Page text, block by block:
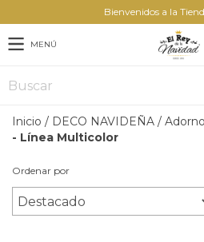
Bienvenidos a la
MENÚ
Inicio / DECO NAVIDEÑA /
- Línea Multicolor
Ordenar por